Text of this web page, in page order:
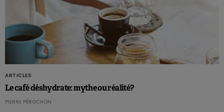
ARTICLES
Le café déshydrate: mythe ou réalité?
PIERRE PÉROCHON